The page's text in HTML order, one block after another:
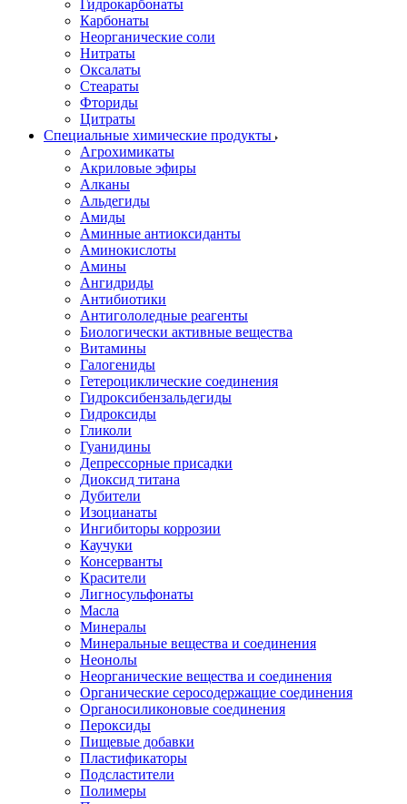
Гидрокарбонаты
Карбонаты
Неорганические соли
Нитраты
Оксалаты
Стеараты
Фториды
Цитраты
Специальные химические продукты
Агрохимикаты
Акриловые эфиры
Алканы
Альдегиды
Амиды
Аминные антиоксиданты
Аминокислоты
Амины
Ангидриды
Антибиотики
Антигололедные реагенты
Биологически активные вещества
Витамины
Галогениды
Гетероциклические соединения
Гидроксибензальдегиды
Гидроксиды
Гликоли
Гуанидины
Депрессорные присадки
Диоксид титана
Дубители
Изоцианаты
Ингибиторы коррозии
Каучуки
Консерванты
Красители
Лигносульфонаты
Масла
Минералы
Минеральные вещества и соединения
Неонолы
Неорганические вещества и соединения
Органические серосодержащие соединения
Органосиликоновые соединения
Пероксиды
Пищевые добавки
Пластификаторы
Подсластители
Полимеры